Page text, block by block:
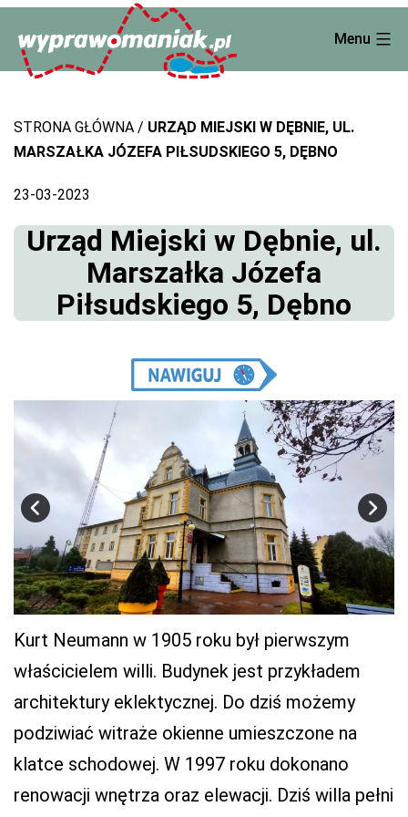
content
Menu
STRONA GŁÓWNA
URZĄD MIEJSKI W DĘBNIE, UL.
MARSZAŁKA JÓZEFA PIŁSUDSKIEGO 5, DĘBNO
23-03-2023
Urząd Miejski w Dębnie, ul.
Marszałka Józefa
Piłsudskiego 5, Dębno
Kurt Neumann w 1905 roku był pierwszym
właścicielem willi. Budynek jest przykładem
architektury eklektycznej. Do dziś możemy
podziwiać witraże okienne umieszczone na
klatce schodowej. W 1997 roku dokonano
renowacji wnętrza oraz elewacji. Dziś willa pełni